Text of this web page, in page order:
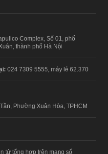
Complex, Số 01, phố
thành phố Hà Nội
024 7309 5555, máy lẻ 62.370
Phường Xuân Hòa, TPHCM
tử tổng hợp trên mạng số